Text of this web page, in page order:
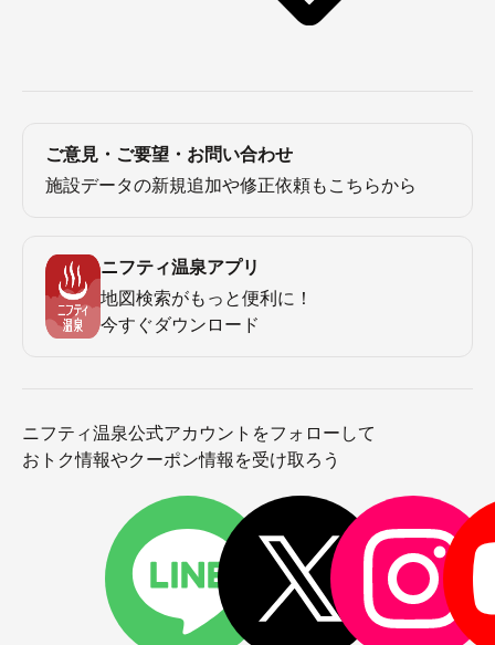
ご意見・ご要望・お問い合わせ
施設データの新規追加や修正依頼もこちらから
ニフティ温泉アプリ
地図検索がもっと便利に！
今すぐダウンロード
ニフティ温泉公式アカウントをフォローして
おトク情報やクーポン情報を受け取ろう